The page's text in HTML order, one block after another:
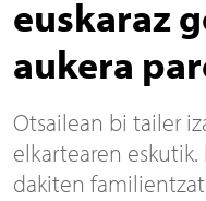
euskaraz
aukera
Otsailean bi tailer
elkartearen
dakiten